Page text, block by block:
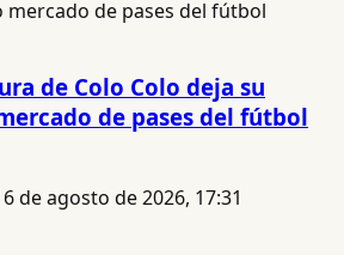
de Colo Colo deja su
de pases del fútbol
6 de agosto de 2026, 17:31